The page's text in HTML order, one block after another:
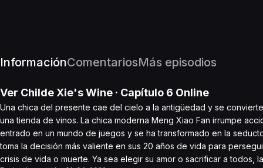
InformaciónComentariosMás episodios
Ver Childe Xie's Wine · Capítulo 6 Online
Una chica del presente cae del cielo a la antigüedad y se
una tienda de vinos. La chica moderna Meng Xiao Fan irrumpe
entrado en un mundo de juegos y se ha transformado en la
toma la decisión más valiente en sus 20 años de vida para
crisis de vida o muerte. Ya sea elegir su amor o sacrificar a todos,